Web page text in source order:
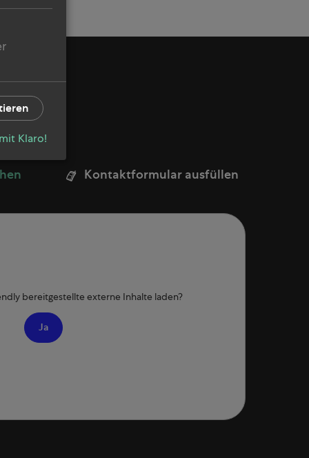
Kontaktformular ausfüllen
bereitgestellte externe Inhalte laden?
Ja
Klaro!